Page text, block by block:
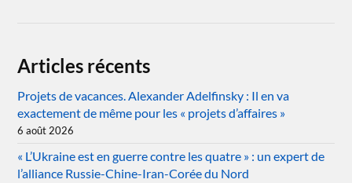
Articles récents
Projets de vacances. Alexander Adelfinsky : Il en va
exactement de même pour les « projets d’affaires »
6 août 2026
« L’Ukraine est en guerre contre les quatre » : un expert de
l’alliance Russie-Chine-Iran-Corée du Nord